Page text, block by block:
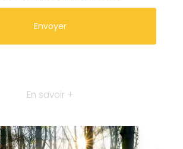
En savoir +